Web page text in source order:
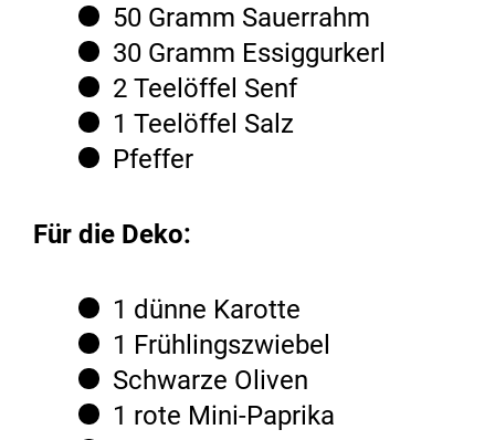
50 Gramm Sauerrahm
30 Gramm Essiggurkerl
2 Teelöffel Senf
1 Teelöffel Salz
Pfeffer
Für die Deko:
1 dünne Karotte
1 Frühlingszwiebel
Schwarze Oliven
1 rote Mini-Paprika